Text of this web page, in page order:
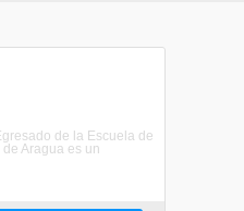
de la Escuela de
Aragua es un